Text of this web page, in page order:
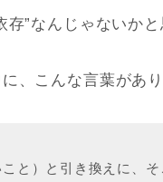
”なんじゃないかと
、こんな言葉があり
こと）と引き換えに、